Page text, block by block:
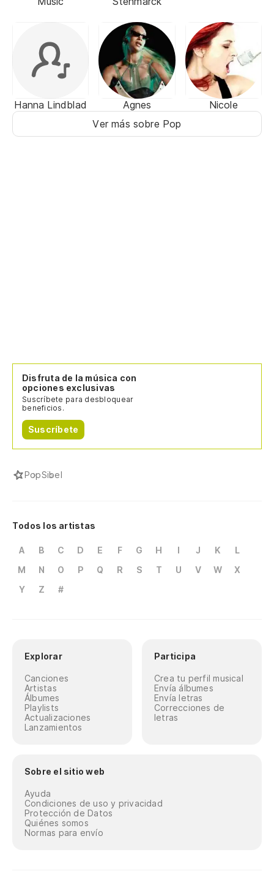
Hanna Lindblad Agnes
Nicole
Ver más sobre Pop
Disfruta de la música con
opciones exclusivas
Suscríbete para desbloquear
beneficios.
Suscríbete
PopSibel
Todos los artistas
A B C D E F G H I J K
L
M
N O P Q R S T U V W
X
Y
Z #
Explorar
Canciones
Artistas
Álbumes
Playlists
Actualizaciones
Lanzamientos
Participa
Crea tu perfil musical
Envía álbumes
Envía letras
Correcciones de
letras
Sobre el sitio web
Ayuda
Condiciones de uso y privacidad
Protección de Datos
Quiénes somos
Normas para envío